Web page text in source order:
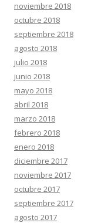
noviembre 2018
octubre 2018
septiembre 2018
agosto 2018
julio 2018
junio 2018
mayo 2018
abril 2018
marzo 2018
febrero 2018
enero 2018
diciembre 2017
noviembre 2017
octubre 2017
septiembre 2017
agosto 2017